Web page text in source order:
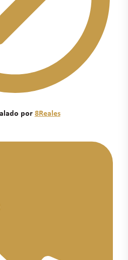
por 8Reales